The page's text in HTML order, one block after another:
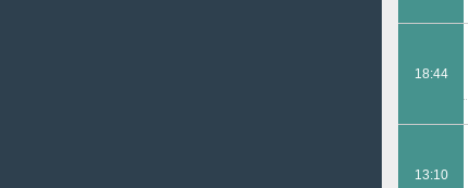
18:44
13:10